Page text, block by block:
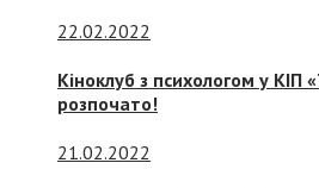
22.02.2022
Кіноклуб з психологом у КІП
розпочато!
21.02.2022